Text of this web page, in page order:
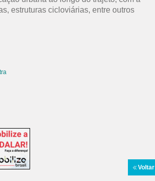
estruturas cicloviárias, entre outros
Voltar